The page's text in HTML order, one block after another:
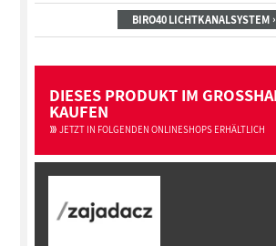
BIRO40 LICHTKANALSYSTEM
DIESES PRODUKT IM
KAUFEN
JETZT IN FOLGENDEN ONLINESHOPS ERHÄLTLICH